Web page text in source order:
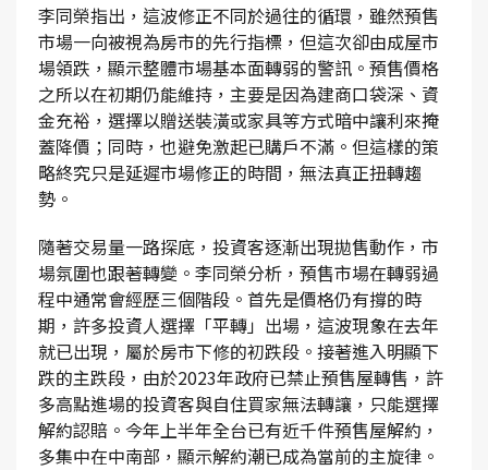
李同榮指出，這波修正不同於過往的循環，雖然預售
市場一向被視為房市的先行指標，但這次卻由成屋市
場領跌，顯示整體市場基本面轉弱的警訊。預售價格
之所以在初期仍能維持，主要是因為建商口袋深、資
金充裕，選擇以贈送裝潢或家具等方式暗中讓利來掩
蓋降價；同時，也避免激起已購戶不滿。但這樣的策
略終究只是延遲市場修正的時間，無法真正扭轉趨
勢。
隨著交易量一路探底，投資客逐漸出現拋售動作，市
場氛圍也跟著轉變。李同榮分析，預售市場在轉弱過
程中通常會經歷三個階段。首先是價格仍有撐的時
期，許多投資人選擇「平轉」出場，這波現象在去年
就已出現，屬於房市下修的初跌段。接著進入明顯下
跌的主跌段，由於2023年政府已禁止預售屋轉售，許
多高點進場的投資客與自住買家無法轉讓，只能選擇
解約認賠。今年上半年全台已有近千件預售屋解約，
多集中在中南部，顯示解約潮已成為當前的主旋律。